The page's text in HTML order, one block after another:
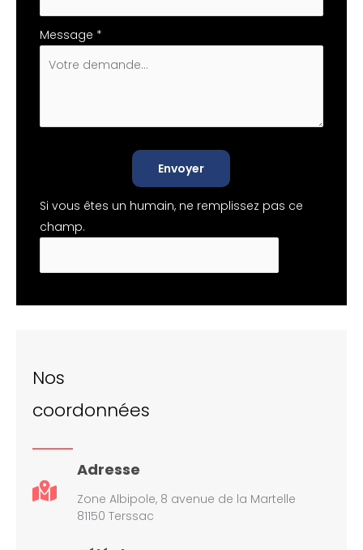
Message *
Envoyer
Si vous êtes un humain, ne remplissez pas ce
champ.
Nos
coordonnées
Adresse
Zone Albipole, 8 avenue de la Martelle
81150 Terssac